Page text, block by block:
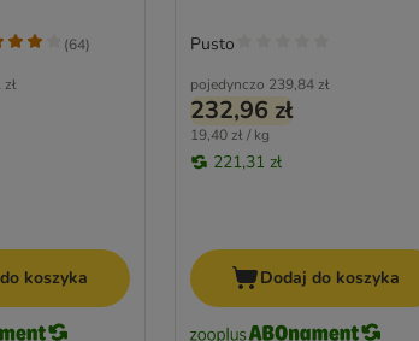
(64)
koszyka
pojedynczo 239,84 zł
232,96 zł
19,40 zł / kg
221,31 zł
Pusto
Dodaj do koszyka